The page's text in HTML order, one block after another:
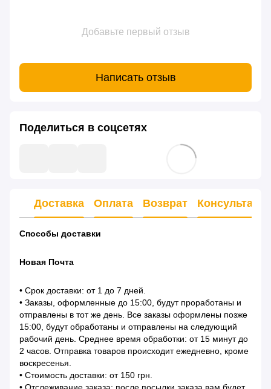
Добавьте первый отзыв
Написать отзыв
Поделиться в соцсетях
Доставка Оплата Возврат
Способы доставки
Новая Почта
• Срок доставки: от 1 до 7 дней.
• Заказы, оформленные до 15:00, будут проработаны и
отправлены в тот же день. Все заказы оформлены позже
15:00, будут обработаны и отправлены на следующий
рабочий день. Среднее время обработки: от 15 минут до
2 часов. Отправка товаров происходит ежедневно, кроме
воскресенья.
• Стоимость доставки: от 150 грн.